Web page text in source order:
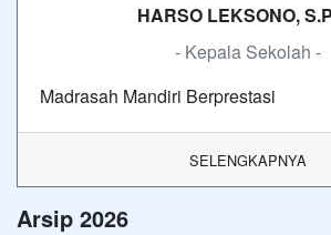
HARSO LEKSONO,
- Kepala Sekolah -
Madrasah Mandiri Berprestasi
SELENGKAPNYA
Arsip 2026